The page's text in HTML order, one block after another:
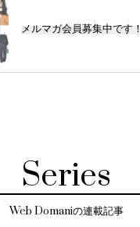
メルマガ会員募集中です！
Series
Web Domaniの連載記事